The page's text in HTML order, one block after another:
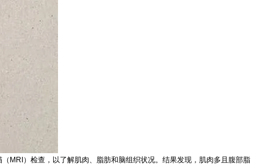
MRI）检查，以了解肌肉、脂肪和脑组织状况。结果发现，肌肉多且腹部脂